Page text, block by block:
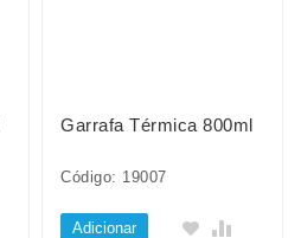
Garrafa Térmica 800ml
Código: 19007
Adicionar